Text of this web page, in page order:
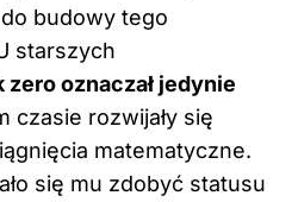
budowy tego
starszych
zero oznaczał jedynie
czasie rozwijały się
matematyczne.
się mu zdobyć statusu